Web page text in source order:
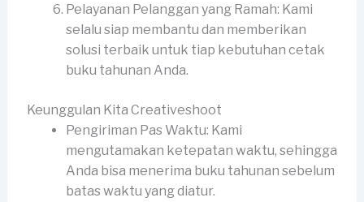
Pelayanan Pelanggan yang Ramah: Kami
selalu siap membantu dan memberikan
solusi terbaik untuk tiap kebutuhan cetak
buku tahunan Anda.
Keunggulan Kita Creativeshoot
Pengiriman Pas Waktu: Kami
mengutamakan ketepatan waktu, sehingga
Anda bisa menerima buku tahunan sebelum
batas waktu yang diatur.